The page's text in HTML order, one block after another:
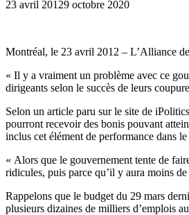
23 avril 20129 octobre 2020
Montréal, le 23 avril 2012 – L’Alliance
« Il y a vraiment un problème avec ce
dirigeants selon le succès de leurs
Selon un article paru sur le site de
pourront recevoir des bonis pouvant
inclus cet élément de performance dans
« Alors que le gouvernement tente de
ridicules, puis parce qu’il y aura moins
Rappelons que le budget du 29 mars
plusieurs dizaines de milliers d’emplois